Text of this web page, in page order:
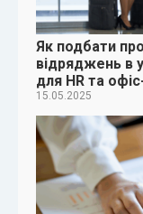
Як подбати
відряджень в
для HR та
15.05.2025